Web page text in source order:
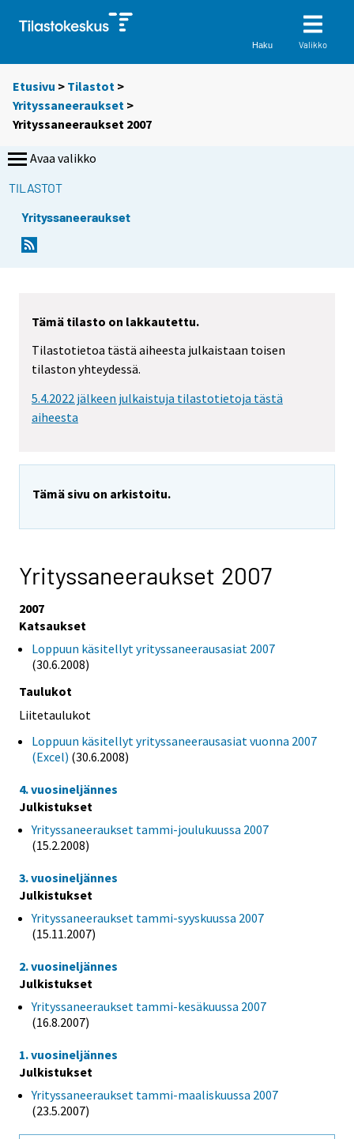
Haku Valikko
Etusivu > Tilastot >
Yrityssaneeraukset >
Yrityssaneeraukset 2007
Avaa valikko
TILASTOT
Yrityssaneeraukset
Tämä tilasto on lakkautettu.
Tilastotietoa tästä aiheesta julkaistaan toisen
tilaston yhteydessä.
5.4.2022 jälkeen julkaistuja tilastotietoja tästä
aiheesta
Tämä sivu on arkistoitu.
Yrityssaneeraukset 2007
2007
Katsaukset
Loppuun käsitellyt yrityssaneerausasiat 2007
(30.6.2008)
Taulukot
Liitetaulukot
Loppuun käsitellyt yrityssaneerausasiat vuonna 2007
(Excel) (30.6.2008)
4. vuosineljännes
Julkistukset
Yrityssaneeraukset tammi-joulukuussa 2007
(15.2.2008)
3. vuosineljännes
Julkistukset
Yrityssaneeraukset tammi-syyskuussa 2007
(15.11.2007)
2. vuosineljännes
Julkistukset
Yrityssaneeraukset tammi-kesäkuussa 2007
(16.8.2007)
1. vuosineljännes
Julkistukset
Yrityssaneeraukset tammi-maaliskuussa 2007
(23.5.2007)